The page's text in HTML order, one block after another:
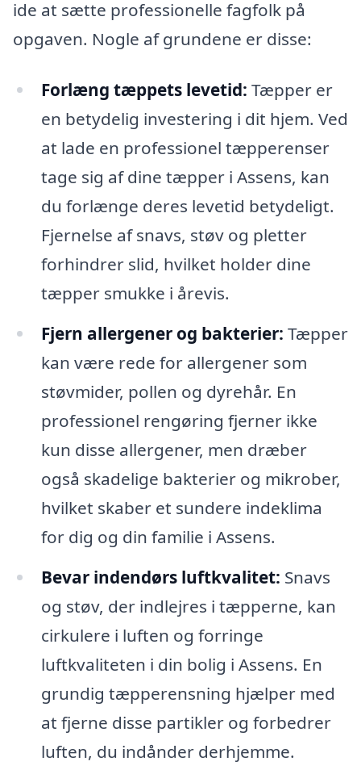
ide at sætte professionelle fagfolk på
opgaven. Nogle af grundene er disse:
Forlæng tæppets levetid: Tæpper er
en betydelig investering i dit hjem. Ved
at lade en professionel tæpperenser
tage sig af dine tæpper i Assens, kan
du forlænge deres levetid betydeligt.
Fjernelse af snavs, støv og pletter
forhindrer slid, hvilket holder dine
tæpper smukke i årevis.
Fjern allergener og bakterier: Tæpper
kan være rede for allergener som
støvmider, pollen og dyrehår. En
professionel rengøring fjerner ikke
kun disse allergener, men dræber
også skadelige bakterier og mikrober,
hvilket skaber et sundere indeklima
for dig og din familie i Assens.
Bevar indendørs luftkvalitet: Snavs
og støv, der indlejres i tæpperne, kan
cirkulere i luften og forringe
luftkvaliteten i din bolig i Assens. En
grundig tæpperensning hjælper med
at fjerne disse partikler og forbedrer
luften, du indånder derhjemme.